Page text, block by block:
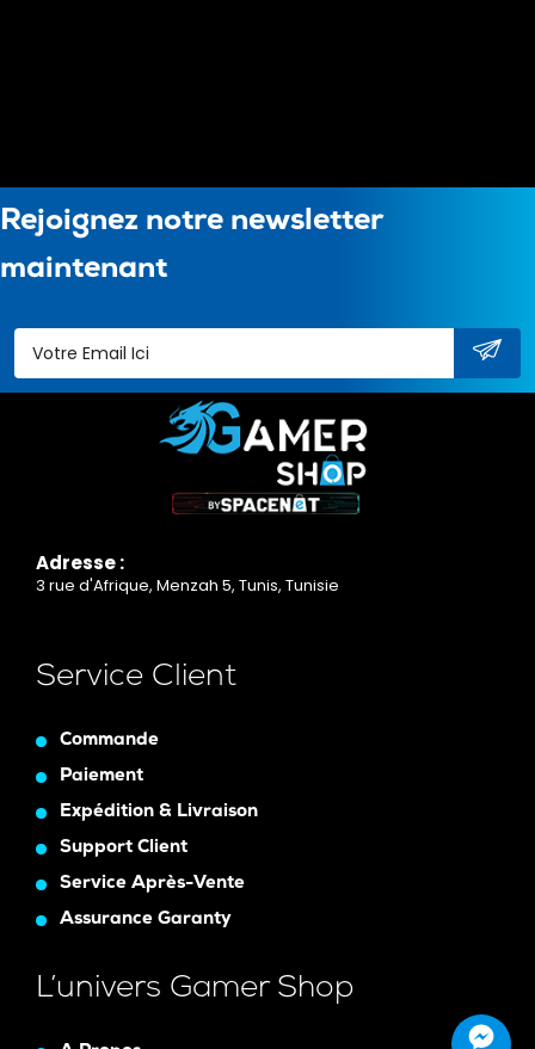
Rejoignez notre newsletter
maintenant
Adresse :
3 rue d'Afrique, Menzah 5, Tunis, Tunisie
Service Client
Commande
Paiement
Expédition & Livraison
Support Client
Service Après-Vente
Assurance Garanty
L’univers Gamer Shop